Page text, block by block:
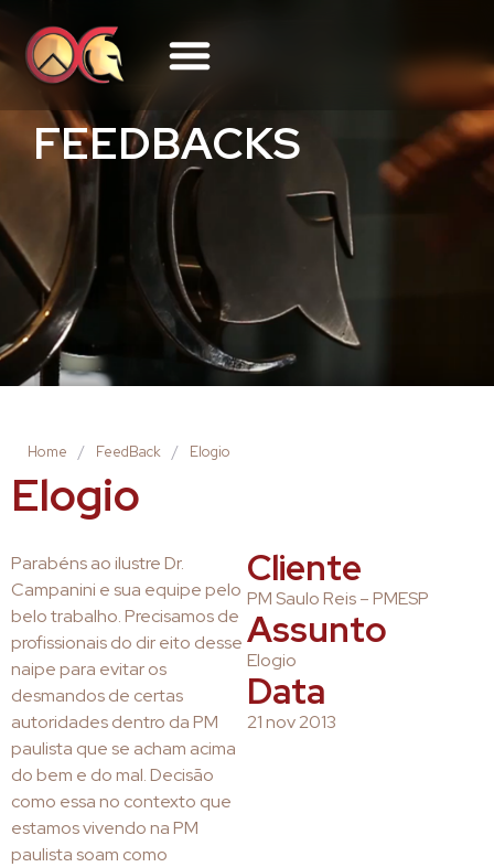
FEEDBACKS
Home / FeedBack / Elogio
Elogio
Parabéns ao ilustre Dr.
Campanini e sua equipe pelo
belo trabalho. Precisamos de
profissionais do dir eito desse
naipe para evitar os
desmandos de certas
autoridades dentro da PM
paulista que se acham acima
do bem e do mal. Decisão
como essa no contexto que
estamos vivendo na PM
paulista soam como
Cliente
PM Saulo Reis – PMESP
Assunto
Elogio
Data
21 nov 2013